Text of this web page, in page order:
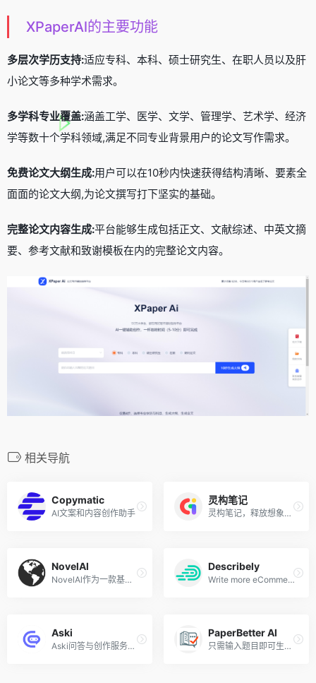
XPaperAl的主要功能
多层次学历支持:适应专科、本科、硕士研究生、在职人员以及肝
小论文等多种学术需求。
多学科专业覆盖:涵盖工学、医学、文学、管理学、艺术学、经济
学等数十个学科领域,满足不同专业背景用户的论文写作需求。
免费论文大纲生成:用户可以在10秒内快速获得结构清晰、要素全
面面的论文大纲,为论文撰写打下坚实的基础。
完整论文内容生成:平台能够生成包括正文、文献综述、中英文摘
要、参考文献和致谢模板在内的完整论文内容。
相关导航
Copymatic
AI文案和内容创作助手
灵构笔记
灵构笔记，释放想象，记录一切
NovelAl
NovelAl作为一款基于人工智能技术的写作辅助平台，为作家们提供了丰富的创作资源和工具
Describely
Write more eCommerce product content and watch your performance on SERPs and conversions skyrocket
Aski
Aski问答与创作服务，基于AI问答与创作，用AI聊天的方式解决您遇到的各种问题，让AI更好地对话，辅助创作，生成内容。用于信息搜索，文档生成，智能聊天、语言翻译等多种场景。
PaperBetter Al
只需输入题目即可生成万字论文，附赠查重报告，可选开题报告、任务书